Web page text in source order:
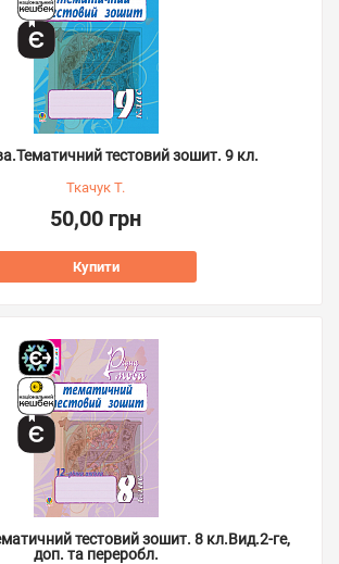
тестовий зошит. 9 кл.
Ткачук Т.
50,00 грн
Купити
тестовий зошит. 8 кл.Вид.2-ге,
доп. та переробл.